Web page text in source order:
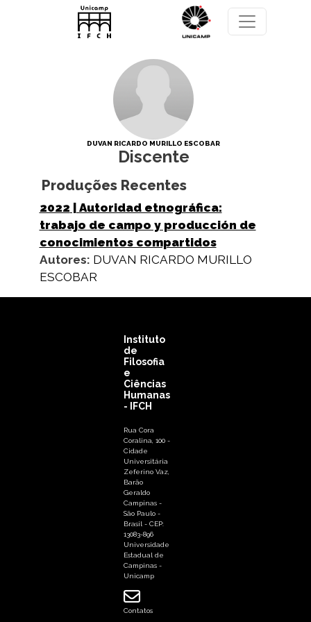
Pular para o conteúdo principal
DUVAN RICARDO MURILLO ESCOBAR
Discente
Produções Recentes
2022 | Autoridad etnográfica:
trabajo de campo y producción de
conocimientos compartidos
Autores: DUVAN RICARDO MURILLO
ESCOBAR
Instituto
de
Filosofia
e
Ciências
Humanas
- IFCH
Rua Cora
Coralina, 100 -
Cidade
Universitária
Zeferino Vaz,
Barão
Geraldo
Campinas -
São Paulo -
Brasil - CEP:
13083-896
Universidade
Estadual de
Campinas -
Unicamp
Contatos